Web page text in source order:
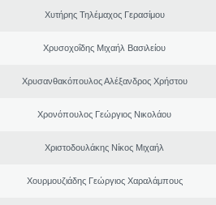
Χυτήρης Τηλέμαχος Γερασίμου
Χρυσοχοΐδης Μιχαήλ Βασιλείου
Χρυσανθακόπουλος Αλέξανδρος Χρήστου
Χρονόπουλος Γεώργιος Νικολάου
Χριστοδουλάκης Νίκος Μιχαήλ
Χουρμουζιάδης Γεώργιος Χαραλάμπους